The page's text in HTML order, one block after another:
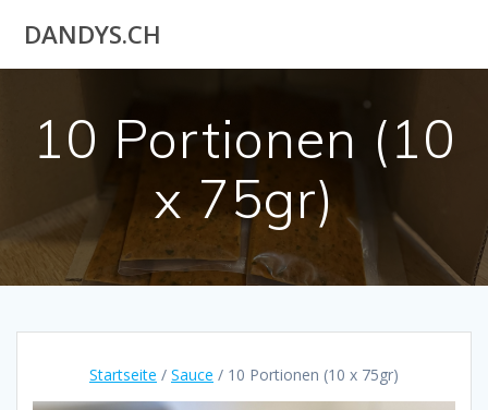
DANDYS.CH
10 Portionen (10
x 75gr)
Startseite / Sauce / 10 Portionen (10 x 75gr)